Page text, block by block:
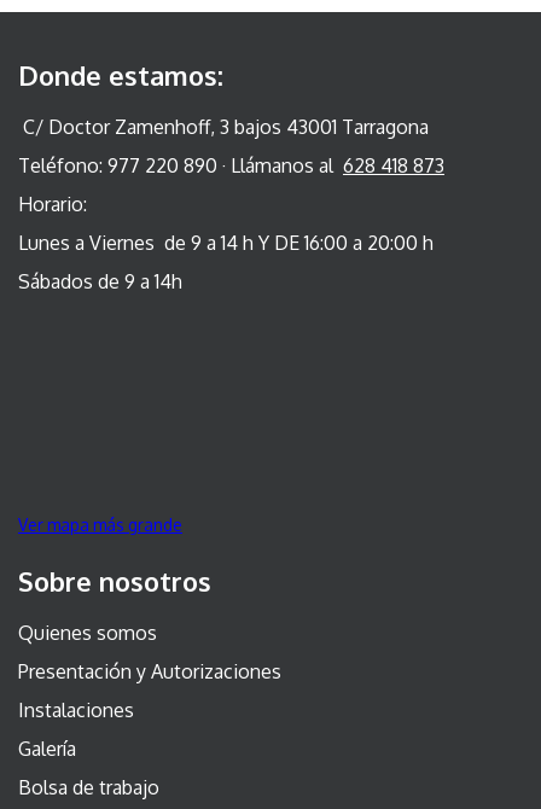
Donde estamos:
C/ Doctor Zamenhoff, 3 bajos 43001 Tarragona
Teléfono: 977 220 890 · Llámanos al 628 418 873
Horario:
Lunes a Viernes de 9 a 14 h Y DE 16:00 a 20:00 h
Sábados de 9 a 14h
Ver mapa más grande
Sobre nosotros
Quienes somos
Presentación y Autorizaciones
Instalaciones
Galería
Bolsa de trabajo